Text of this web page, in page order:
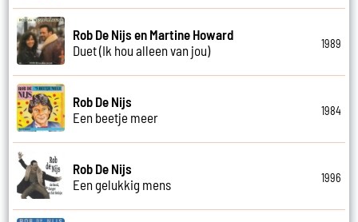
Rob De Nijs en Martine Howard
Duet (Ik hou alleen van jou)
1989
Rob De Nijs
Een beetje meer
1984
Rob De Nijs
Een gelukkig mens
1996